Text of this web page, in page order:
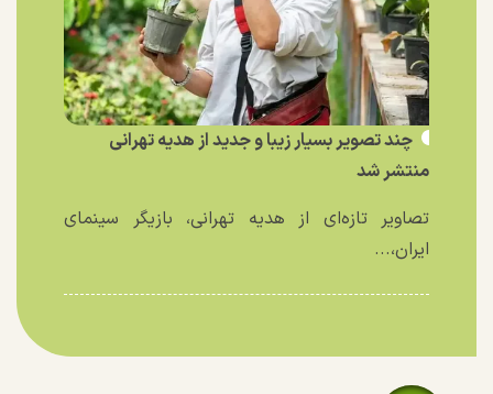
چند تصویر بسیار زیبا و جدید از هدیه تهرانی
منتشر شد
تصاویر تازه‌ای از هدیه تهرانی، بازیگر سینمای
ایران،...